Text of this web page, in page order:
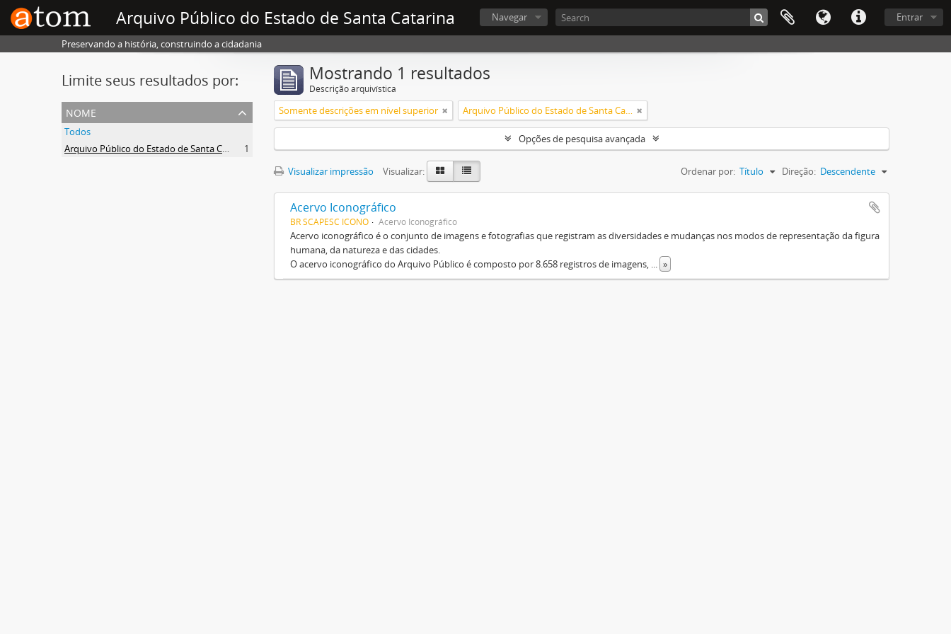
Arquivo Público do Estado de Santa Catarina Entrar
Navegar
Preservando a história, construindo a cidadania
Limite seus resultados por:
nome
Todos
Arquivo Público do Estado de Santa Catarina
1
Mostrando 1 resultados
Descrição arquivística
Somente descrições em nível superior Arquivo Público do Estado de Santa Catarina
Opções de pesquisa avançada
Visualizar impressão Visualizar: Ordenar por: Título Direção: Descendente
Acervo Iconográfico
BR SCAPESC ICONO Acervo Iconográfico
Acervo iconográfico é o conjunto de imagens e fotografias que registram as diversidades e mudanças nos modos de representação da figura
humana, da natureza e das cidades.
O acervo iconográfico do Arquivo Público é composto por 8.658 registros de imagens, ... »